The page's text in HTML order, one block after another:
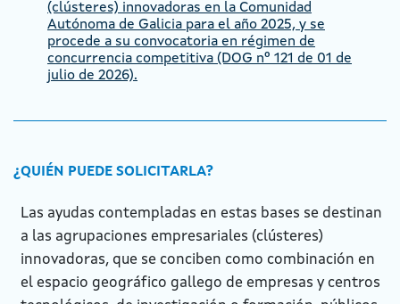
(clústeres) innovadoras en la Comunidad
Autónoma de Galicia para el año 2025, y se
procede a su convocatoria en régimen de
concurrencia competitiva (DOG nº 121 de 01 de
julio de 2026).
¿QUIÉN PUEDE SOLICITARLA?
Las ayudas contempladas en estas bases se destinan
a las agrupaciones empresariales (clústeres)
innovadoras, que se conciben como combinación en
el espacio geográfico gallego de empresas y centros